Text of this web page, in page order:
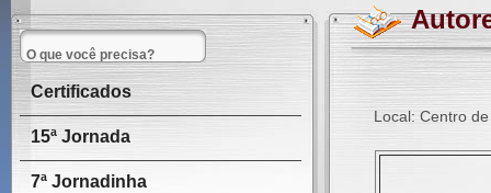
Certificados
15ª Jornada
7ª Jornadinha
Local: Centro